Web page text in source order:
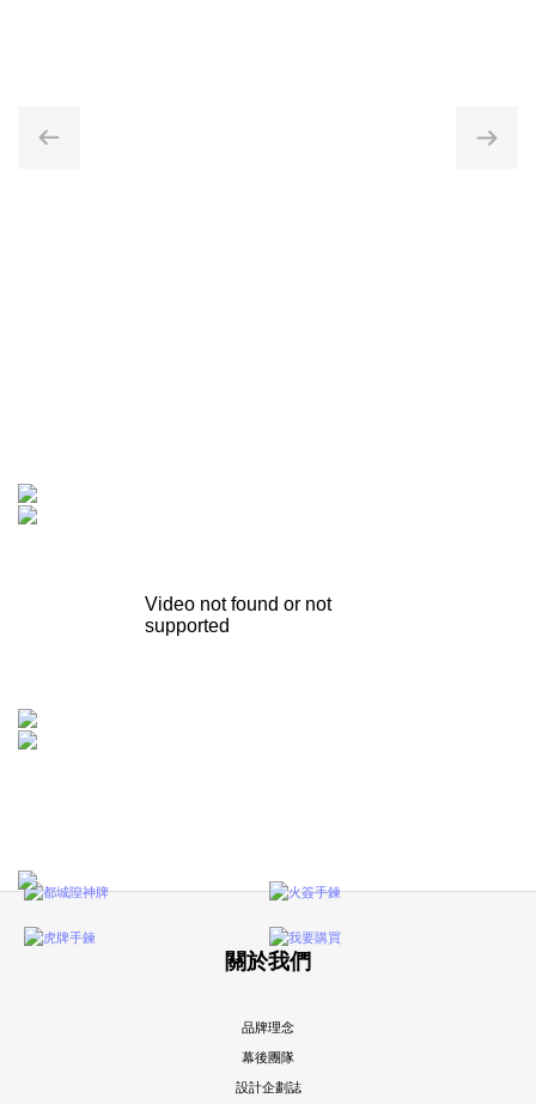
關於我們
品牌理念
幕後團隊
設計企劃誌